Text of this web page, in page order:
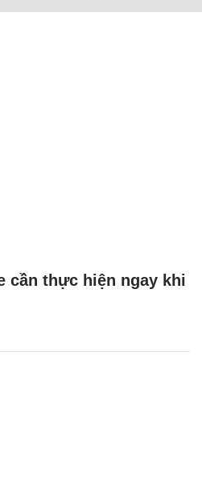
cần thực hiện ngay khi